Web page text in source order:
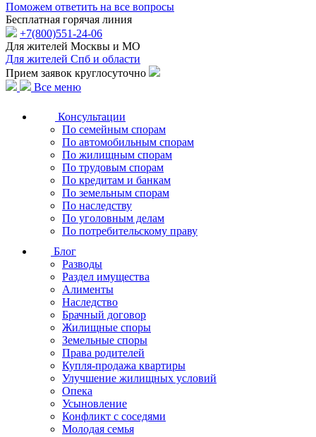
Поможем ответить на все вопросы
Бесплатная горячая линия
+7(800)551-24-06
Для жителей Москвы и МО
Для жителей Спб и области
Прием заявок круглосуточно
Все меню
Консультации
По семейным спорам
По автомобильным спорам
По жилищным спорам
По трудовым спорам
По кредитам и банкам
По земельным спорам
По наследству
По уголовным делам
По потребительскому праву
Блог
Разводы
Раздел имущества
Алименты
Наследство
Брачный договор
Жилищные споры
Земельные споры
Права родителей
Купля-продажа квартиры
Улучшение жилищных условий
Опека
Усыновление
Конфликт с соседями
Молодая семья